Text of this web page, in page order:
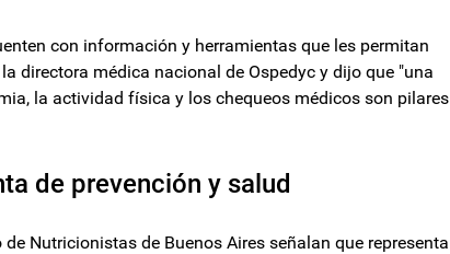
con información y herramientas que les permitan
directora médica nacional de Ospedyc y dijo que "una
la actividad física y los chequeos médicos son pilares
de prevención y salud
Nutricionistas de Buenos Aires señalan que representa